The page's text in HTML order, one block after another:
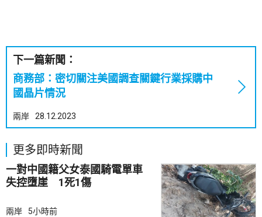
下一篇新聞：
商務部：密切關注美國調查關鍵行業採購中
國晶片情況
兩岸 28.12.2023
更多即時新聞
一對中國籍父女泰國騎電單車
失控墮崖 1死1傷
兩岸 5小時前